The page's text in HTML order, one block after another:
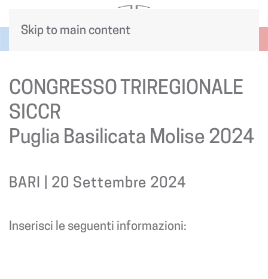
Skip to main content
CONGRESSO TRIREGIONALE
SICCR
Puglia Basilicata Molise 2024
BARI | 20 Settembre 2024
Inserisci le seguenti informazioni: